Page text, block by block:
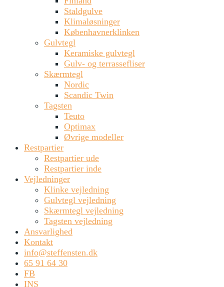
Staldgulve
Klimaløsninger
Københavnerklinken
Gulvtegl
Keramiske gulvtegl
Gulv- og terrassefliser
Skærmtegl
Nordic
Scandic Twin
Tagsten
Teuto
Optimax
Øvrige modeller
Restpartier
Restpartier ude
Restpartier inde
Vejledninger
Klinke vejledning
Gulvtegl vejledning
Skærmtegl vejledning
Tagsten vejledning
Ansvarlighed
Kontakt
info@steffensten.dk
65 91 64 30
FB
INS